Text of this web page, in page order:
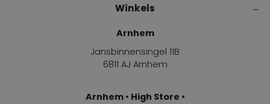
Winkels
Arnhem
Jansbinnensingel 11B
6811 AJ Arnhem
Arnhem • High Store •